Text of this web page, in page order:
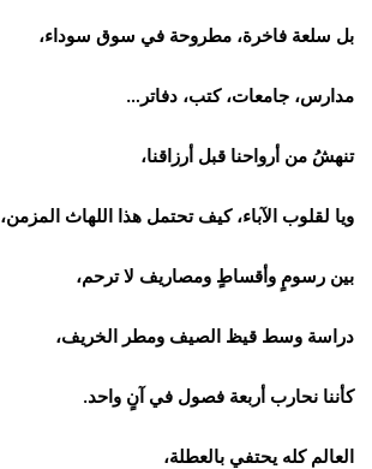
بل سلعة فاخرة، مطروحة في سوق سوداء،
مدارس، جامعات، كتب، دفاتر…
تنهشُ من أرواحنا قبل أرزاقنا،
ويا لقلوب الآباء، كيف تحتمل هذا اللهاث المزمن،
بين رسومٍ وأقساطٍ ومصاريف لا ترحم،
دراسة وسط قيظ الصيف ومطر الخريف،
كأننا نحارب أربعة فصول في آنٍ واحد.
العالم كله يحتفي بالعطلة،